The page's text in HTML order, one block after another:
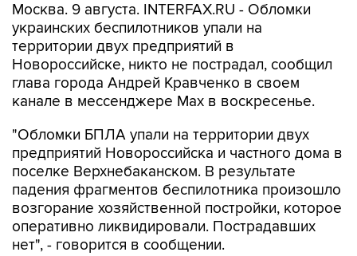
Москва. 9 августа. INTERFAX.RU - Обломки
украинских беспилотников упали на
территории двух предприятий в
Новороссийске, никто не пострадал, сообщил
глава города Андрей Кравченко в своем
канале в мессенджере Max в воскресенье.
"Обломки БПЛА упали на территории двух
предприятий Новороссийска и частного дома в
поселке Верхнебаканском. В результате
падения фрагментов беспилотника произошло
возгорание хозяйственной постройки, которое
оперативно ликвидировали. Пострадавших
нет", - говорится в сообщении.